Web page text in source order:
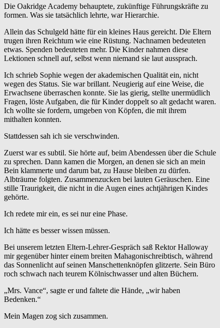
Die Oakridge Academy behauptete, zukünftige Führungskräfte zu
formen. Was sie tatsächlich lehrte, war Hierarchie.
Allein das Schulgeld hätte für ein kleines Haus gereicht. Die Eltern
trugen ihren Reichtum wie eine Rüstung. Nachnamen bedeuteten
etwas. Spenden bedeuteten mehr. Die Kinder nahmen diese
Lektionen schnell auf, selbst wenn niemand sie laut aussprach.
Ich schrieb Sophie wegen der akademischen Qualität ein, nicht
wegen des Status. Sie war brillant. Neugierig auf eine Weise, die
Erwachsene überraschen konnte. Sie las gierig, stellte unermüdlich
Fragen, löste Aufgaben, die für Kinder doppelt so alt gedacht waren.
Ich wollte sie fordern, umgeben von Köpfen, die mit ihrem
mithalten konnten.
Stattdessen sah ich sie verschwinden.
Zuerst war es subtil. Sie hörte auf, beim Abendessen über die Schule
zu sprechen. Dann kamen die Morgen, an denen sie sich an mein
Bein klammerte und darum bat, zu Hause bleiben zu dürfen.
Albträume folgten. Zusammenzucken bei lauten Geräuschen. Eine
stille Traurigkeit, die nicht in die Augen eines achtjährigen Kindes
gehörte.
Ich redete mir ein, es sei nur eine Phase.
Ich hätte es besser wissen müssen.
Bei unserem letzten Eltern-Lehrer-Gespräch saß Rektor Halloway
mir gegenüber hinter einem breiten Mahagonischreibtisch, während
das Sonnenlicht auf seinen Manschettenknöpfen glitzerte. Sein Büro
roch schwach nach teurem Kölnischwasser und alten Büchern.
„Mrs. Vance“, sagte er und faltete die Hände, „wir haben
Bedenken.“
Mein Magen zog sich zusammen.